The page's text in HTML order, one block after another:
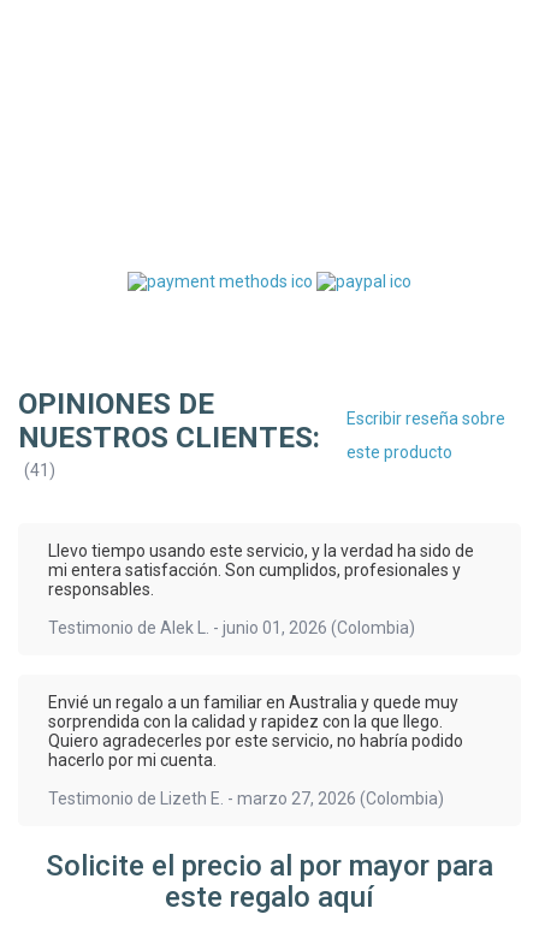
OPINIONES DE
NUESTROS CLIENTES:
(41 )
Escribir reseña sobre
este producto
Llevo tiempo usando este servicio, y la verdad ha sido de
mi entera satisfacción. Son cumplidos, profesionales y
responsables.
Testimonio de Alek L. - junio 01, 2026 (Colombia)
Envié un regalo a un familiar en Australia y quede muy
sorprendida con la calidad y rapidez con la que llego.
Quiero agradecerles por este servicio, no habría podido
hacerlo por mi cuenta.
Testimonio de Lizeth E. - marzo 27, 2026 (Colombia)
Solicite el precio al por mayor para
este regalo aquí